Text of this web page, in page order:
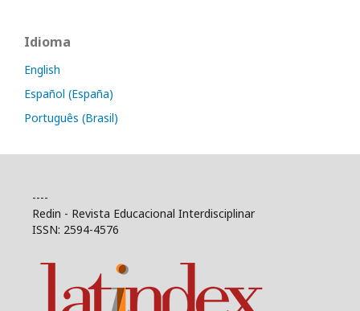
Idioma
English
Español (España)
Português (Brasil)
----
Redin - Revista Educacional Interdisciplinar
ISSN: 2594-4576